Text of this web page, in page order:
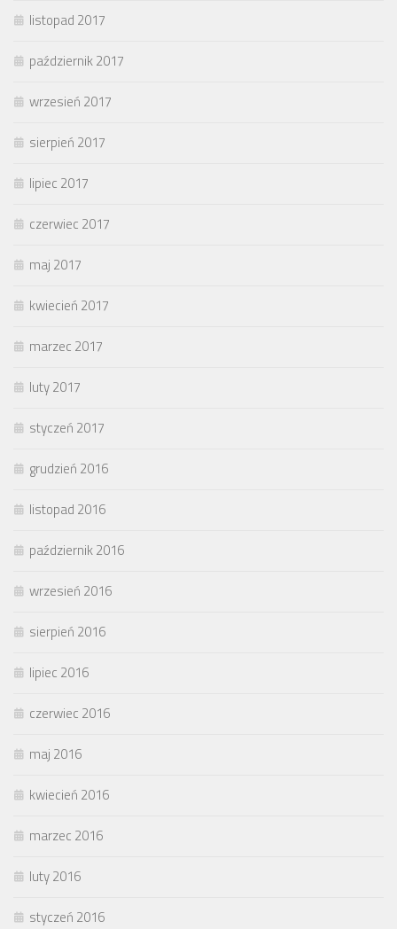
listopad 2017
październik 2017
wrzesień 2017
sierpień 2017
lipiec 2017
czerwiec 2017
maj 2017
kwiecień 2017
marzec 2017
luty 2017
styczeń 2017
grudzień 2016
listopad 2016
październik 2016
wrzesień 2016
sierpień 2016
lipiec 2016
czerwiec 2016
maj 2016
kwiecień 2016
marzec 2016
luty 2016
styczeń 2016